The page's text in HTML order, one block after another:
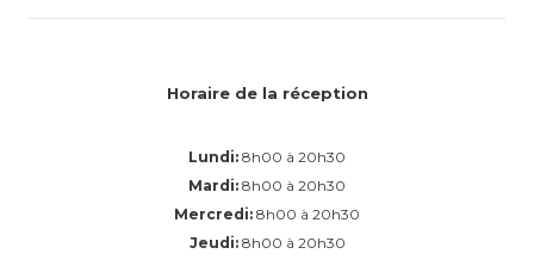
Horaire de la réception
Lundi: 8h00 à 20h30
Mardi: 8h00 à 20h30
Mercredi: 8h00 à 20h30
Jeudi: 8h00 à 20h30